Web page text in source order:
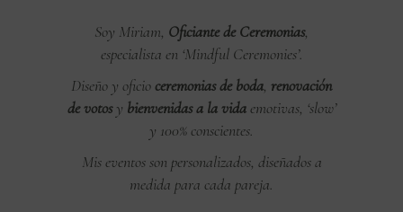
Soy Miriam, Oficiante de Ceremonias,
especialista en ‘Mindful Ceremonies’.
Diseño y oficio ceremonias de boda, renovación
de votosy bienvenidas a la vidaemotivas, ‘slow’
y 100% conscientes.
Mis eventos son personalizados, diseñados a
medida para cada pareja.